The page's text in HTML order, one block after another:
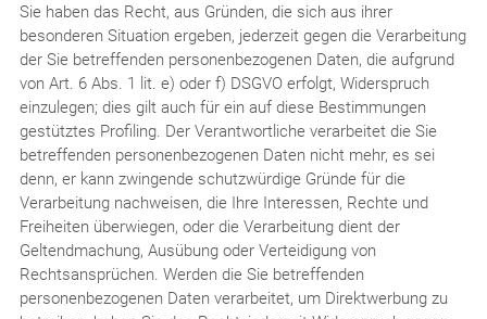
Sie haben das Recht, aus Gründen, die sich aus ihrer
besonderen Situation ergeben, jederzeit gegen die Verarbeitung
der Sie betreffenden personenbezogenen Daten, die aufgrund
von Art. 6 Abs. 1 lit. e) oder f) DSGVO erfolgt, Widerspruch
einzulegen; dies gilt auch für ein auf diese Bestimmungen
gestütztes Profiling. Der Verantwortliche verarbeitet die Sie
betreffenden personenbezogenen Daten nicht mehr, es sei
denn, er kann zwingende schutzwürdige Gründe für die
Verarbeitung nachweisen, die Ihre Interessen, Rechte und
Freiheiten überwiegen, oder die Verarbeitung dient der
Geltendmachung, Ausübung oder Verteidigung von
Rechtsansprüchen. Werden die Sie betreffenden
personenbezogenen Daten verarbeitet, um Direktwerbung zu